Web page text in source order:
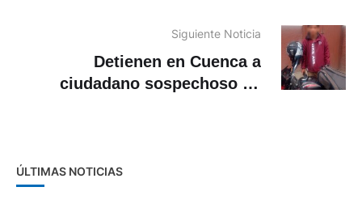
Siguiente Noticia
Detienen en Cuenca a
ciudadano sospechoso de
ÚLTIMAS NOTICIAS